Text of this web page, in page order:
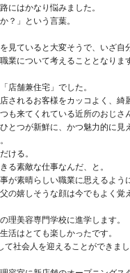
にはかなり悩みました。
？」という言葉。
見ていると大変そうで、いざ自
業について考えることとなりま
店舗兼住宅」でした。
れるお客様をカッコよく、綺
も来てくれている近所のおじさ
とつが新鮮に、かつ魅力的に見
ける。
る素敵な仕事なんだ、と。
素晴らしい職業に思えるよう
の嬉しそうな顔は今でもよく覚
理美容専門学校に進学します。
活はとても楽しかったです。
社会人を迎えることができまし